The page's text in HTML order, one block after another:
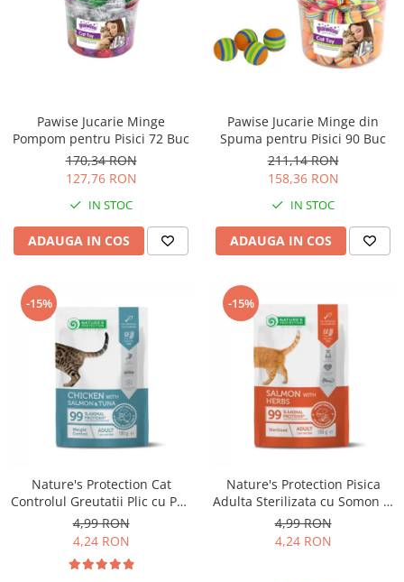
Educare si Dresaj
Genti, Custi Transport
Antiparazitare
Solutii educative si antistres
Hrana Raw
Igiena Blana si Piele
Lapte pentru Pisici
Cosuri, Culcusuri si Perne
Sisaluri si Ansambluri de Joaca
Nisip, Silicat si Asternuturi pentru
Pisici
Litiere si Accesorii
Genti, Custi Transport
Castroane, Boluri si Accesorii
Antiparazitare
Solutii educative si antistres
Lese, zgarzi si hamuri
Diete Veterinare Pisici
Pawise Jucarie Minge
Pompom pentru Pisici 72 Buc
170,34 RON
127,76 RON
IN STOC
ADAUGA IN COS
Pawise Jucarie Minge din
Spuma pentru Pisici 90 Buc
211,14 RON
158,36 RON
IN STOC
ADAUGA IN COS
-15%
Nature's Protection Cat
Controlul Greutatii Plic cu Pui,
Somon si Ton 100 G
4,99 RON
4,24 RON
-15%
Nature's Protection Pisica
Adulta Sterilizata cu Somon si
Ierburi 100 Gr
4,99 RON
4,24 RON